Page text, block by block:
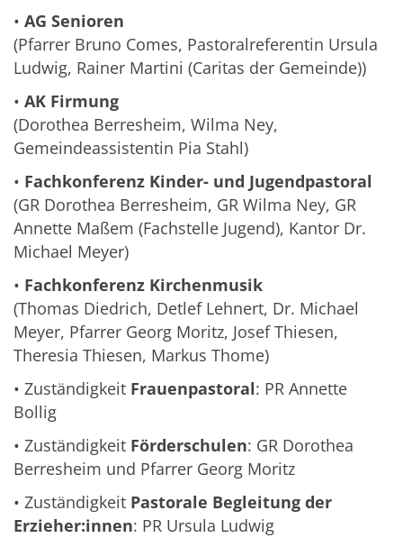
• AG Senioren
(Pfarrer Bruno Comes, Pastoralreferentin Ursula
Ludwig, Rainer Martini (Caritas der Gemeinde))
• AK Firmung
(Dorothea Berresheim, Wilma Ney,
Gemeindeassistentin Pia Stahl)
• Fachkonferenz Kinder- und Jugendpastoral
(GR Dorothea Berresheim, GR Wilma Ney, GR
Annette Maßem (Fachstelle Jugend), Kantor Dr.
Michael Meyer)
• Fachkonferenz Kirchenmusik
(Thomas Diedrich, Detlef Lehnert, Dr. Michael
Meyer, Pfarrer Georg Moritz, Josef Thiesen,
Theresia Thiesen, Markus Thome)
• Zuständigkeit Frauenpastoral: PR Annette
Bollig
• Zuständigkeit Förderschulen: GR Dorothea
Berresheim und Pfarrer Georg Moritz
• Zuständigkeit Pastorale Begleitung der
Erzieher:innen: PR Ursula Ludwig